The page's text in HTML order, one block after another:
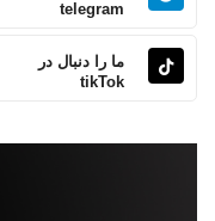
telegram
ما را دنبال در
tikTok